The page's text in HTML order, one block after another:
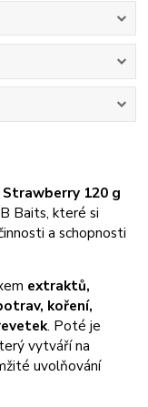
120 g
Baits, které si
a schopnosti
extraktů,
koření,
. Poté je
vytváří na
uvolňování